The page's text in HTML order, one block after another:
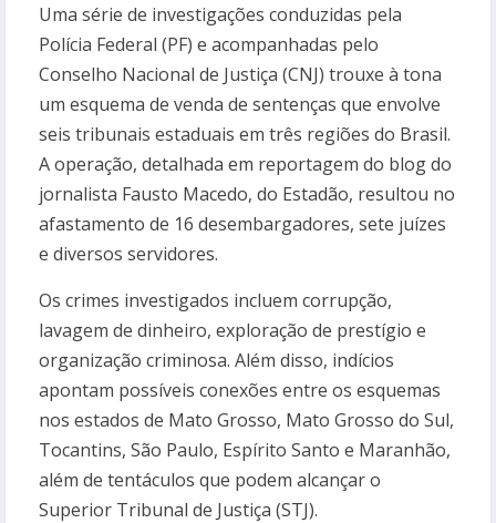
Uma série de investigações conduzidas pela
Polícia Federal (PF) e acompanhadas pelo
Conselho Nacional de Justiça (CNJ) trouxe à tona
um esquema de venda de sentenças que envolve
seis tribunais estaduais em três regiões do Brasil.
A operação, detalhada em reportagem do blog do
jornalista Fausto Macedo, do Estadão, resultou no
afastamento de 16 desembargadores, sete juízes
e diversos servidores.
Os crimes investigados incluem corrupção,
lavagem de dinheiro, exploração de prestígio e
organização criminosa. Além disso, indícios
apontam possíveis conexões entre os esquemas
nos estados de Mato Grosso, Mato Grosso do Sul,
Tocantins, São Paulo, Espírito Santo e Maranhão,
além de tentáculos que podem alcançar o
Superior Tribunal de Justiça (STJ).